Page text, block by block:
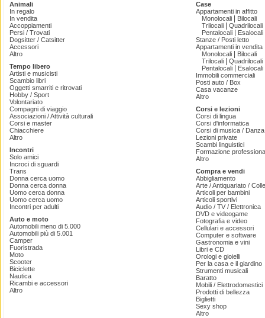
Animali
In regalo
In vendita
Accoppiamenti
Persi / Trovati
Dogsitter / Catsitter
Accessori
Altro
Tempo libero
Artisti e musicisti
Scambio libri
Oggetti smarriti e ritrovati
Hobby / Sport
Volontariato
Compagni di viaggio
Associazioni / Attività culturali
Corsi e master
Chiacchiere
Altro
Incontri
Solo amici
Incroci di sguardi
Trans
Donna cerca uomo
Donna cerca donna
Uomo cerca donna
Uomo cerca uomo
Incontri per adulti
Auto e moto
Automobili meno di 5.000
Automobili più di 5.001
Camper
Fuoristrada
Moto
Scooter
Biciclette
Nautica
Ricambi e accessori
Altro
Case
Appartamenti in affitto
Monolocali
Bilocali
Trilocali
Quadrilocali
Pentalocali
Esalocali
Stanze / Posti letto
Appartamenti in vendita
Monolocali
Bilocali
Trilocali
Quadrilocali
Pentalocali
Esalocali
Immobili commerciali
Posti auto / Box
Casa vacanze
Altro
Corsi e lezioni
Corsi di lingua
Corsi d'informatica
Corsi di musica /
Lezioni private
Scambi linguistici
Formazione
Altro
Compra e vendi
Abbigliamento
Arte / Antiquariato /
Articoli per bambini
Articoli sportivi
Audio / TV / Elettronica
DVD e videogame
Fotografia e video
Cellulari e accessori
Computer e software
Gastronomia e vini
Libri e CD
Orologi e gioielli
Per la casa e il giardino
Strumenti musicali
Baratto
Mobili / Elettrodomestici
Prodotti di bellezza
Biglietti
Sexy shop
Altro